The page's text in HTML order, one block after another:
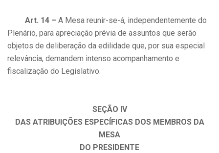
Art. 14 – A Mesa reunir-se-á, independentemente do
Plenário, para apreciação prévia de assuntos que serão
objetos de deliberação da edilidade que, por sua especial
relevância, demandem intenso acompanhamento e
fiscalização do Legislativo.
SEÇÃO IV
DAS ATRIBUIÇÕES ESPECÍFICAS DOS MEMBROS DA
MESA
DO PRESIDENTE